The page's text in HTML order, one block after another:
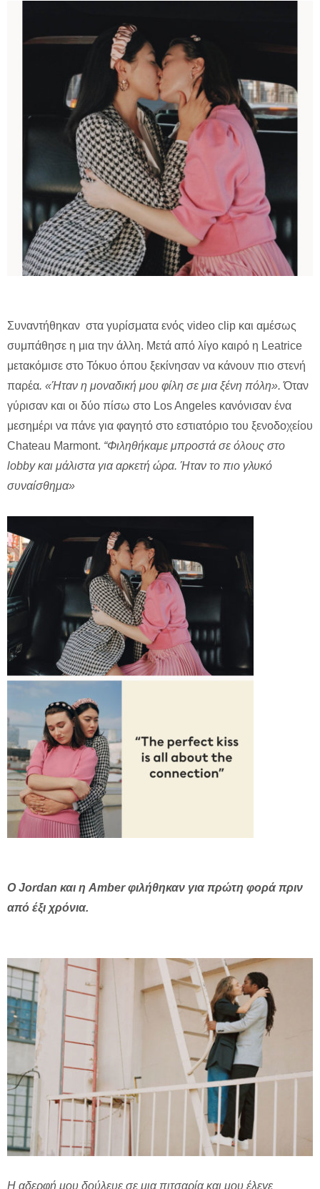
Συναντήθηκαν στα γυρίσματα ενός video clip και αμέσως
συμπάθησε η μια την άλλη. Μετά από λίγο καιρό η Leatrice
μετακόμισε στο Τόκυο όπου ξεκίνησαν να κάνουν πιο στενή
παρέα. «Ήταν η μοναδική μου φίλη σε μια ξένη πόλη». Όταν
γύρισαν και οι δύο πίσω στο Los Angeles κανόνισαν ένα
μεσημέρι να πάνε για φαγητό στο εστιατόριο του ξενοδοχείου
Chateau Marmont. “Φιληθήκαμε μπροστά σε όλους στο
lobby και μάλιστα για αρκετή ώρα. Ήταν το πιο γλυκό
συναίσθημα»
ΟJordan και η Amber φιλήθηκαν για πρώτη φορά πριν
από έξι χρόνια.
Η αδερφή μου δούλευε σε μια πιτσαρία και μου έλεγε